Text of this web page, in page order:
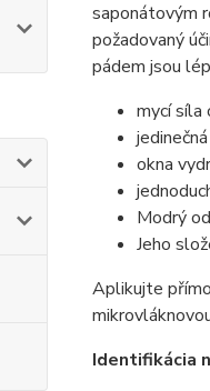
saponátovým
požadovaný
pádem jsou
mycí síla
okna
Modrý
Jeho
Aplikujte
Identifikácia